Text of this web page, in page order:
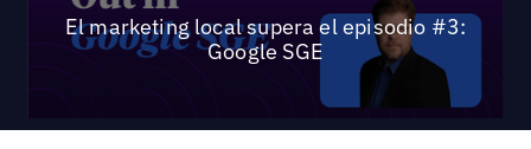
El marketing local supera el episodio #3:
Google SGE